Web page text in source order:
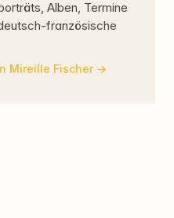
Alben, Termine
französische
Mireille Fischer